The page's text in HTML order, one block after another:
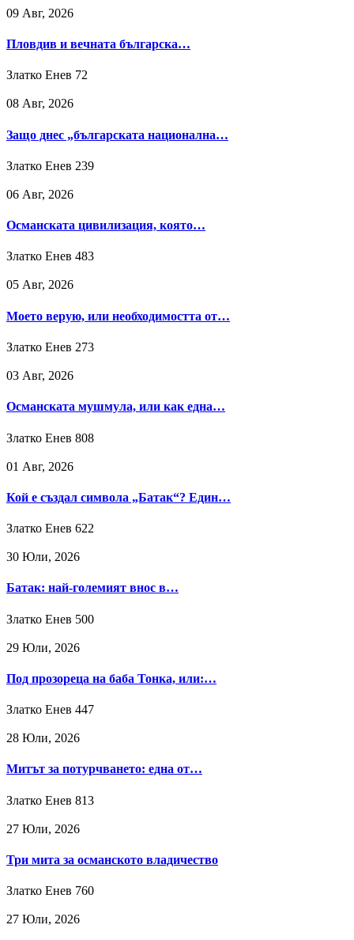
09 Авг, 2026
Пловдив и вечната българска…
Златко Енев 72
08 Авг, 2026
Защо днес „българската национална…
Златко Енев 239
06 Авг, 2026
Османската цивилизация, която…
Златко Енев 483
05 Авг, 2026
Моето верую, или необходимостта от…
Златко Енев 273
03 Авг, 2026
Османската мушмула, или как една…
Златко Енев 808
01 Авг, 2026
Кой е създал символа „Батак“? Един…
Златко Енев 622
30 Юли, 2026
Батак: най-големият внос в…
Златко Енев 500
29 Юли, 2026
Под прозореца на баба Тонка, или:…
Златко Енев 447
28 Юли, 2026
Митът за потурчването: една от…
Златко Енев 813
27 Юли, 2026
Три мита за османското владичество
Златко Енев 760
27 Юли, 2026